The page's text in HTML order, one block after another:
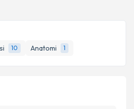
10 Anatomi 1
e-posta ile